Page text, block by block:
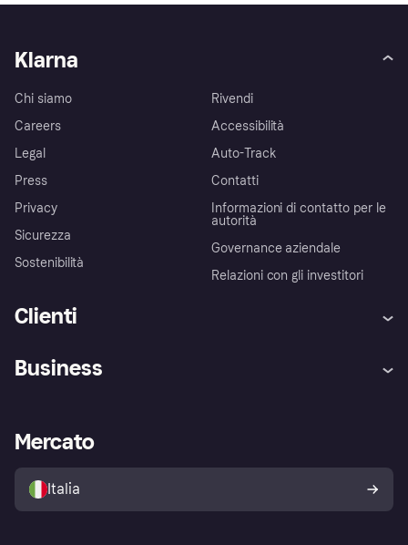
Klarna
Chi siamo
Careers
Legal
Press
Privacy
Sicurezza
Sostenibilità
Rivendi
Accessibilità
Auto-Track
Contatti
Informazioni di contatto per le
autorità
Governance aziendale
Relazioni con gli investitori
Clienti
Assistenza
Esplora i negozi
Politica di protezione
dell'acquirente Klarna
Business
Accesso aziende
Mercato
Italia